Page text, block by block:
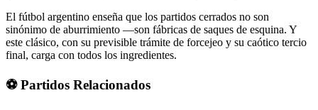
El fútbol argentino enseña que los partidos cerrados no son
sinónimo de aburrimiento —son fábricas de saques de esquina. Y
este clásico, con su previsible trámite de forcejeo y su caótico tercio
final, carga con todos los ingredientes.
⚽ Partidos Relacionados